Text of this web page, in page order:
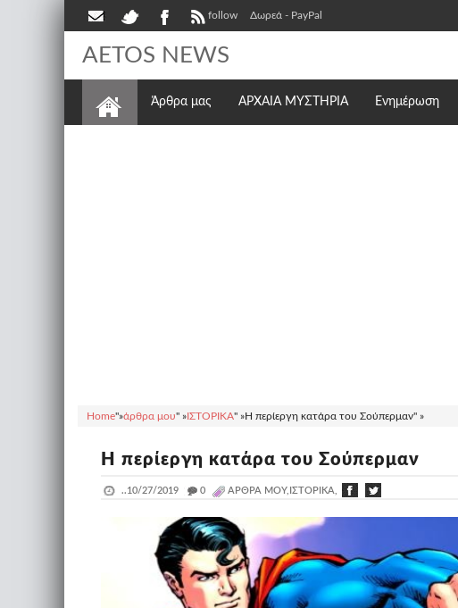
follow Δωρεά - PayPal
AETOS NEWS
Άρθρα μας ΑΡΧΑΙΑ ΜΥΣΤΗΡΙΑ Ενημέρωση
Home"»άρθρα μου" »ΙΣΤΟΡΙΚΑ" »Η περίεργη κατάρα του Σούπερμαν" »
Η περίεργη κατάρα του Σούπερμαν
..10/27/2019 _ 0 ΆΡΘΡΑ ΜΟΥ,ΙΣΤΟΡΙΚΑ,